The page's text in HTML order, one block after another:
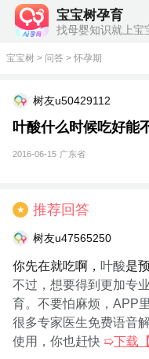
宝宝树孕育
找母婴知识就上宝
宝宝树 > 问答 > 怀孕期
树友u50429112
叶酸什么时候吃好能
2016-06-15 广东省
★ 推荐回答
树友u47565250
你先在就吃啊， 叶酸是
不过，想要得到更加专
育。不要怕麻烦，APP
很多专家医生免费语音
使用，你也赶快 ➯下载